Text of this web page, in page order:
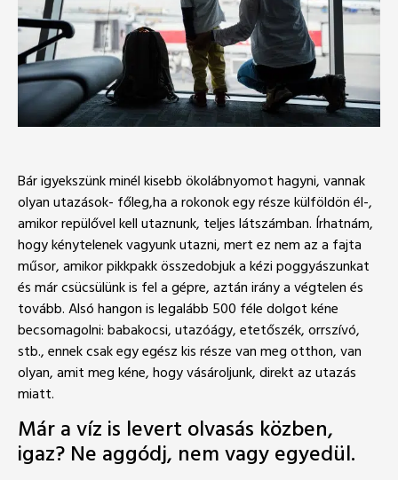
Bár igyekszünk minél kisebb ökolábnyomot hagyni, vannak
olyan utazások- főleg,ha a rokonok egy része külföldön él-,
amikor repülővel kell utaznunk, teljes látszámban. Írhatnám,
hogy kénytelenek vagyunk utazni, mert ez nem az a fajta
műsor, amikor pikkpakk összedobjuk a kézi poggyászunkat
és már csücsülünk is fel a gépre, aztán irány a végtelen és
tovább. Alsó hangon is legalább 500 féle dolgot kéne
becsomagolni: babakocsi, utazóágy, etetőszék, orrszívó,
stb., ennek csak egy egész kis része van meg otthon, van
olyan, amit meg kéne, hogy vásároljunk, direkt az utazás
miatt.
Már a víz is levert olvasás közben,
igaz? Ne aggódj, nem vagy egyedül.